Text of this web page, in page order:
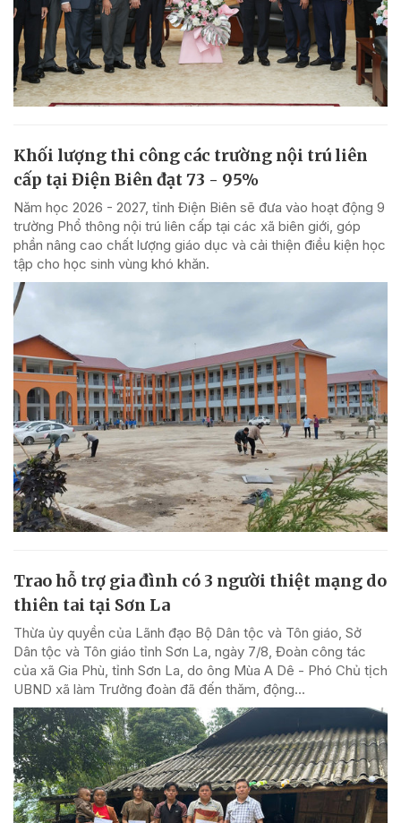
Khối lượng thi công các trường nội trú liên
cấp tại Điện Biên đạt 73 - 95%
Năm học 2026 - 2027, tỉnh Điện Biên sẽ đưa vào hoạt động 9
trường Phổ thông nội trú liên cấp tại các xã biên giới, góp
phần nâng cao chất lượng giáo dục và cải thiện điều kiện học
tập cho học sinh vùng khó khăn.
Trao hỗ trợ gia đình có 3 người thiệt mạng do
thiên tai tại Sơn La
Thừa ủy quyền của Lãnh đạo Bộ Dân tộc và Tôn giáo, Sở
Dân tộc và Tôn giáo tỉnh Sơn La, ngày 7/8, Đoàn công tác
của xã Gia Phù, tỉnh Sơn La, do ông Mùa A Dê - Phó Chủ tịch
UBND xã làm Trưởng đoàn đã đến thăm, động...